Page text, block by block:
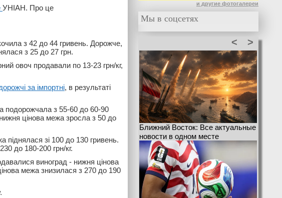
УНІАН. Про це
з 42 до 44 гривень. Дорожче,
з 25 до 27 грн.
овоч продавали по 13-23 грн/кг,
за імпортні, в результаті
подорожчала з 55-60 до 60-90
цінова межа зросла з 50 до
піднялася зі 100 до 130 гривень.
до 180-200 грн/кг.
виноград - нижня цінова
межа знизилася з 270 до 190
и другие фотогалереи
Мы в соцсетях
>
<
Ближний Восток: Все актуальные
новости в одном месте